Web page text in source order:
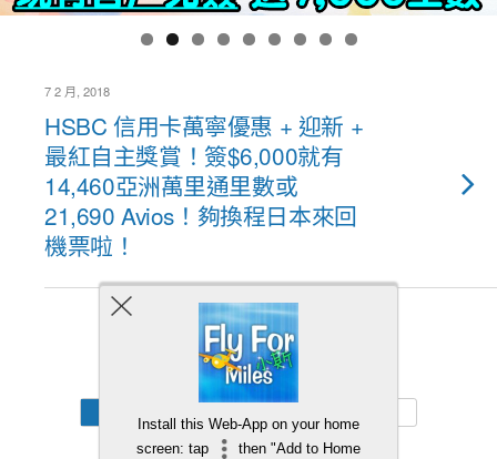
7 2 月, 2018
HSBC 信用卡萬寧優惠 + 迎新 +
最紅自主獎賞！簽$6,000就有
14,460亞洲萬里通里數或
21,690 Avios！夠換程日本來回
機票啦！
Back to top
Install this Web-App on your home
screen: tap
then "Add to Home